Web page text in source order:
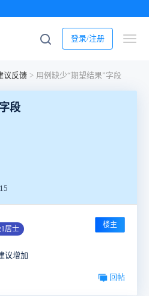
登录/注册
议反馈 > 用例缺少“期望结果”字段
段
居士 楼主
议增加
回帖